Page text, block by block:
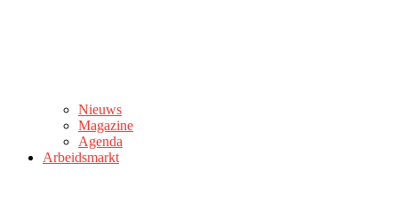
Nieuws
Magazine
Agenda
Arbeidsmarkt